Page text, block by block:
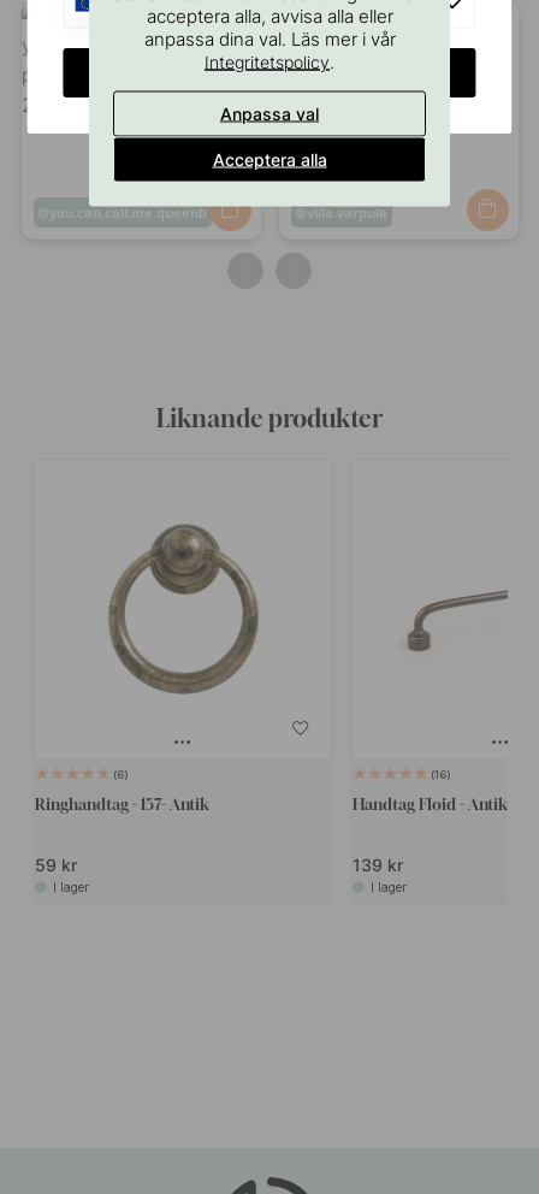
Inlägg
you.can.call.me.queenb
Inlägg
av
villa.varpula
Liknande produkter
6
Ringhandtag - 157- Antik
59 kr
I lager
16
Handtag Floid - Antik
139 kr
I lager
acceptera alla, avvisa alla eller
anpassa dina val. Läs mer i vår
Integritetspolicy.
Anpassa val
Acceptera alla
CHANGE COUNTRY